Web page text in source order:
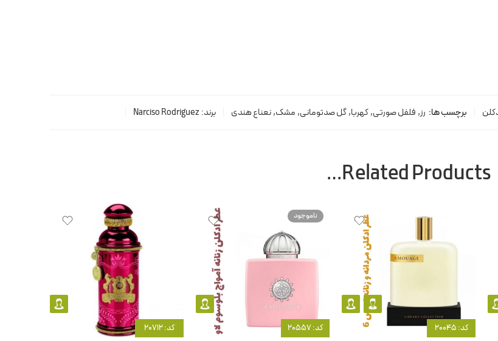
برچسب ها: رز, فلفل صورتی,کهربا,گل صدتومانی, مشک,نعناع هندی برند: Narciso Rodriguez
Related Products…
کد: 20045
ناموجود
کد: 20557 کد: 20712